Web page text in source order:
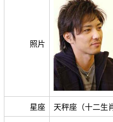
照片
星座 天秤座（十二生